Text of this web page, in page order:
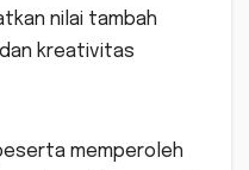
nilai tambah
kreativitas
memperoleh